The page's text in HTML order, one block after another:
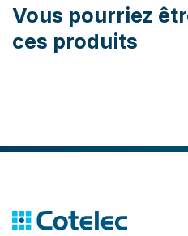
Vous pourriez
ces produits